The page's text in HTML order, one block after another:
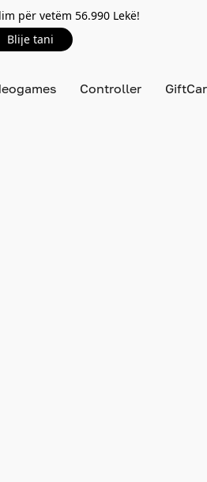
për vetëm 56.990 Lekë!
Blije tani
Controller